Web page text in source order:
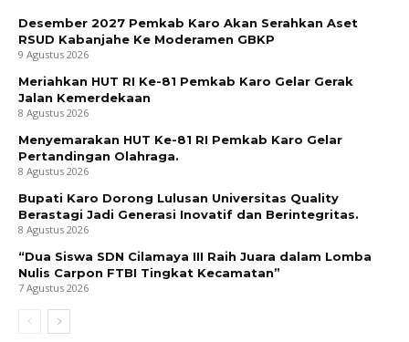
Desember 2027 Pemkab Karo Akan Serahkan Aset
RSUD Kabanjahe Ke Moderamen GBKP
9 Agustus 2026
Meriahkan HUT RI Ke-81 Pemkab Karo Gelar Gerak
Jalan Kemerdekaan
8 Agustus 2026
Menyemarakan HUT Ke-81 RI Pemkab Karo Gelar
Pertandingan Olahraga.
8 Agustus 2026
Bupati Karo Dorong Lulusan Universitas Quality
Berastagi Jadi Generasi Inovatif dan Berintegritas.
8 Agustus 2026
“Dua Siswa SDN Cilamaya III Raih Juara dalam Lomba
Nulis Carpon FTBI Tingkat Kecamatan”
7 Agustus 2026